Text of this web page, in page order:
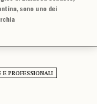
sono uno dei
PROFESSIONALI